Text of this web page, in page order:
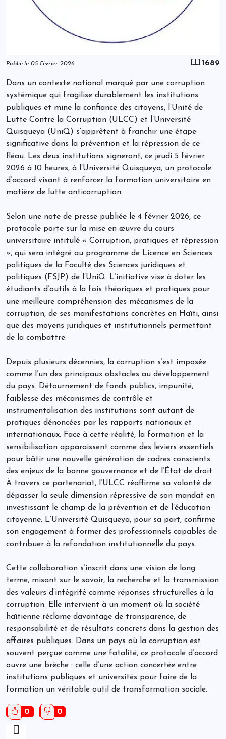
Publié le 05-Février-2026 1689
Dans un contexte national marqué par une corruption
systémique qui fragilise durablement les institutions
publiques et mine la confiance des citoyens, l’Unité de
Lutte Contre la Corruption (ULCC) et l’Université
Quisqueya (UniQ) s’apprêtent à franchir une étape
significative dans la prévention et la répression de ce
fléau. Les deux institutions signeront, ce jeudi 5 février
2026 à 10 heures, à l’Université Quisqueya, un protocole
d’accord visant à renforcer la formation universitaire en
matière de lutte anticorruption.
Selon une note de presse publiée le 4 février 2026, ce
protocole porte sur la mise en œuvre du cours
universitaire intitulé « Corruption, pratiques et répression
», qui sera intégré au programme de Licence en Sciences
politiques de la Faculté des Sciences juridiques et
politiques (FSJP) de l’UniQ. L’initiative vise à doter les
étudiants d’outils à la fois théoriques et pratiques pour
une meilleure compréhension des mécanismes de la
corruption, de ses manifestations concrètes en Haïti, ainsi
que des moyens juridiques et institutionnels permettant
de la combattre.
Depuis plusieurs décennies, la corruption s’est imposée
comme l’un des principaux obstacles au développement
du pays. Détournement de fonds publics, impunité,
faiblesse des mécanismes de contrôle et
instrumentalisation des institutions sont autant de
pratiques dénoncées par les rapports nationaux et
internationaux. Face à cette réalité, la formation et la
sensibilisation apparaissent comme des leviers essentiels
pour bâtir une nouvelle génération de cadres conscients
des enjeux de la bonne gouvernance et de l’État de droit.
À travers ce partenariat, l’ULCC réaffirme sa volonté de
dépasser la seule dimension répressive de son mandat en
investissant le champ de la prévention et de l’éducation
citoyenne. L’Université Quisqueya, pour sa part, confirme
son engagement à former des professionnels capables de
contribuer à la refondation institutionnelle du pays.
Cette collaboration s’inscrit dans une vision de long
terme, misant sur le savoir, la recherche et la transmission
des valeurs d’intégrité comme réponses structurelles à la
corruption. Elle intervient à un moment où la société
haïtienne réclame davantage de transparence, de
responsabilité et de résultats concrets dans la gestion des
affaires publiques. Dans un pays où la corruption est
souvent perçue comme une fatalité, ce protocole d’accord
ouvre une brèche : celle d’une action concertée entre
institutions publiques et universités pour faire de la
formation un véritable outil de transformation sociale.
0 0